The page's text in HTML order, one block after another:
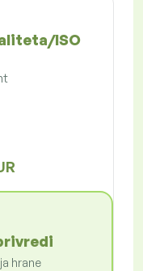
ISO
hrane